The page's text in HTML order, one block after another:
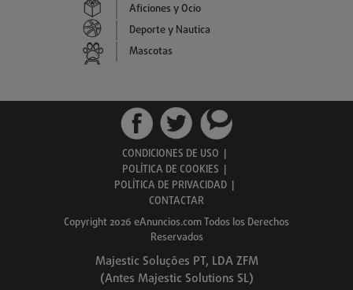
Aficiones y Ocio
Deporte y Nautica
Mascotas
CONDICIONES DE USO |
POLÍTICA DE COOKIES |
POLÍTICA DE PRIVACIDAD |
CONTACTAR
Copyright 2026 eAnuncios.com Todos los Derechos
Reservados
Majestic Soluções PT, LDA ZFM
(Antes Majestic Solutions SL)